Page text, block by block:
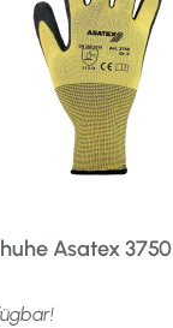
Asatex 3750